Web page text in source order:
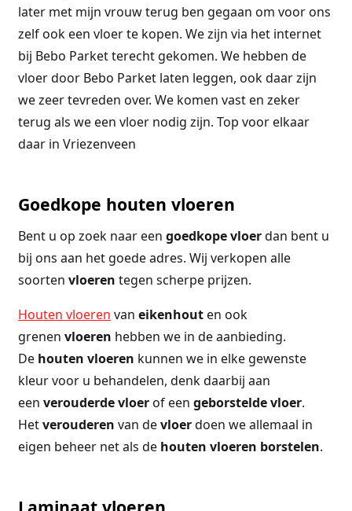
later met mijn vrouw terug ben gegaan om voor ons
zelf ook een vloer te kopen. We zijn via het internet
bij Bebo Parket terecht gekomen. We hebben de
vloer door Bebo Parket laten leggen, ook daar zijn
we zeer tevreden over. We komen vast en zeker
terug als we een vloer nodig zijn. Top voor elkaar
daar in Vriezenveen
Goedkope houten vloeren
Bent u op zoek naar een goedkopevloerdan bent u
bij ons aan het goede adres. Wij verkopen alle
soorten vloeren tegen scherpe prijzen.
Houten vloeren van eikenhouten ook
grenen vloeren hebben we in de aanbieding.
De houten vloeren kunnen we in elke gewenste
kleur voor u behandelen, denk daarbij aan
een verouderdevloerof een geborsteldevloer.
Hetverouderen van devloerdoen we allemaal in
eigen beheer net als de houten vloeren borstelen.
Laminaat vloeren